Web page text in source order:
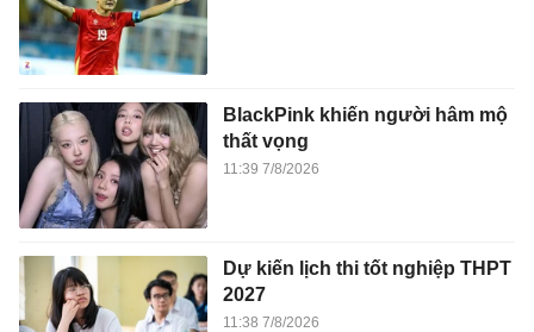
BlackPink khiến người hâm mộ
thất vọng
11:39 7/8/2026
Dự kiến lịch thi tốt nghiệp THPT
2027
11:38 7/8/2026